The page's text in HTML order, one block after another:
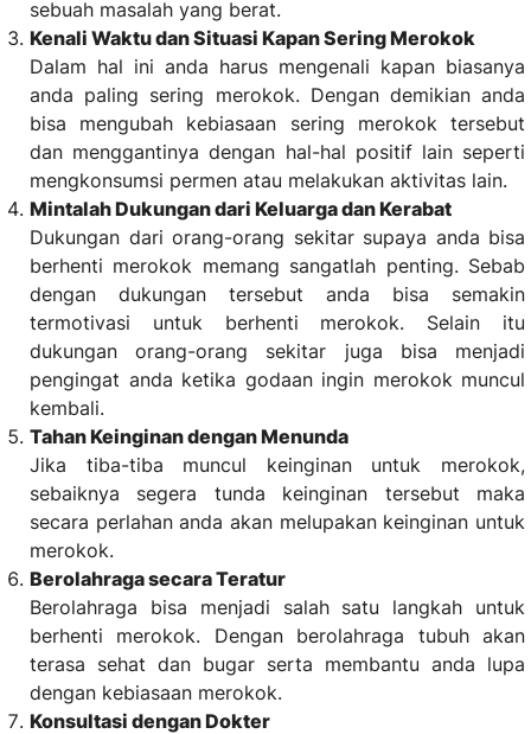
sebuah masalah yang berat.
Kenali Waktu dan Situasi Kapan Sering Merokok
Dalam hal ini anda harus mengenali kapan biasanya
anda paling sering merokok. Dengan demikian anda
bisa mengubah kebiasaan sering merokok tersebut
dan menggantinya dengan hal-hal positif lain seperti
mengkonsumsi permen atau melakukan aktivitas lain.
Mintalah Dukungan dari Keluarga dan Kerabat
Dukungan dari orang-orang sekitar supaya anda bisa
berhenti merokok memang sangatlah penting. Sebab
dengan dukungan tersebut anda bisa semakin
termotivasi untuk berhenti merokok. Selain itu
dukungan orang-orang sekitar juga bisa menjadi
pengingat anda ketika godaan ingin merokok muncul
kembali.
Tahan Keinginan dengan Menunda
Jika tiba-tiba muncul keinginan untuk merokok,
sebaiknya segera tunda keinginan tersebut maka
secara perlahan anda akan melupakan keinginan untuk
merokok.
Berolahraga secara Teratur
Berolahraga bisa menjadi salah satu langkah untuk
berhenti merokok. Dengan berolahraga tubuh akan
terasa sehat dan bugar serta membantu anda lupa
dengan kebiasaan merokok.
Konsultasi dengan Dokter